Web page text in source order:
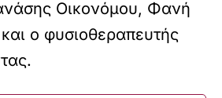
Οικονόμου, Φανή
ο φυσιοθεραπευτής